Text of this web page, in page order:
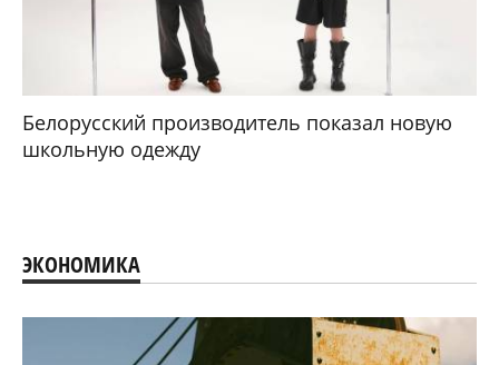
Белорусский производитель показал новую
школьную одежду
ЭКОНОМИКА